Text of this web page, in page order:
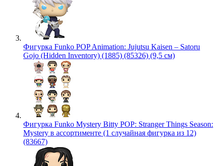
Фигурка Funko POP Animation: Jujutsu Kaisen – Satoru
Gojo (Hidden Inventory) (1885) (85326) (9,5 см)
Фигурка Funko Mystery Bitty POP: Stranger Things Season:
Mystery в ассортименте (1 случайная фигурка из 12)
(83667)